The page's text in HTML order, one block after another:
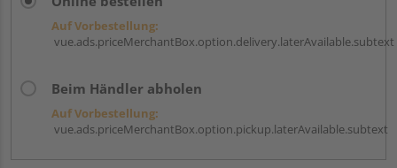
Auf Vorbestellung:
vue.ads.priceMerchantBox.option.delivery.laterAvailable.subtext
Beim Händler abholen
Auf Vorbestellung:
vue.ads.priceMerchantBox.option.pickup.laterAvailable.subtext